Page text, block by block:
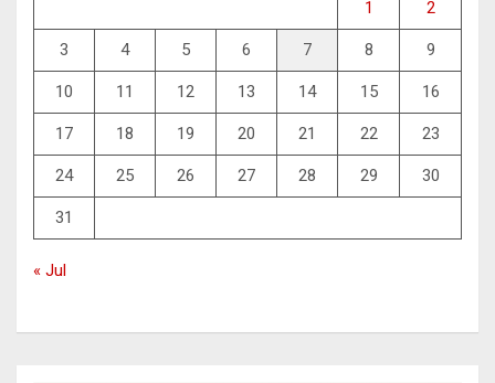
1 2
3 4 5 6 7 8 9
10 11 12 13 14 15 16
17 18 19 20 21 22 23
24 25 26 27 28 29 30
31
« Jul